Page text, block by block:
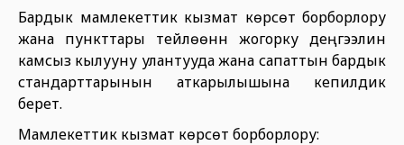
Бардык мамлекеттик кызмат көрсөтүү борборлору
жана пункттары тейлөөнүн жогорку деңгээлин
камсыз кылууну улантууда жана сапаттын бардык
стандарттарынын аткарылышына кепилдик
берет.
Мамлекеттик кызмат көрсөтүү борборлору: